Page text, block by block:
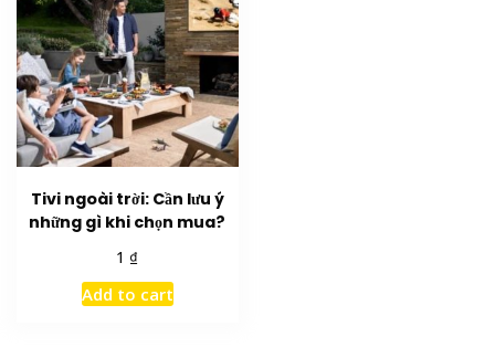
Tivi ngoài trời: Cần lưu ý
những gì khi chọn mua?
1 ₫
Add to cart